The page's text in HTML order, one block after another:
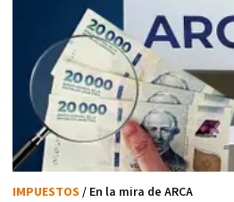
IMPUESTOS / En la mira de ARCA